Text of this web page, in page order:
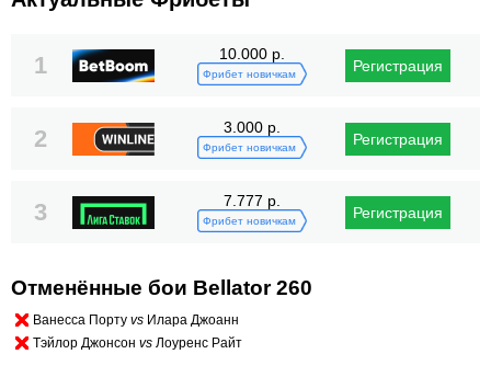
1 10.000 р.
Фрибет новичкам Регистрация
2 3.000 р.
Фрибет новичкам Регистрация
3 7.777 р.
Фрибет новичкам Регистрация
Отменённые бои Bellator 260
Ванесса Порту vs Илара Джоанн
Тэйлор Джонсон vs Лоуренс Райт